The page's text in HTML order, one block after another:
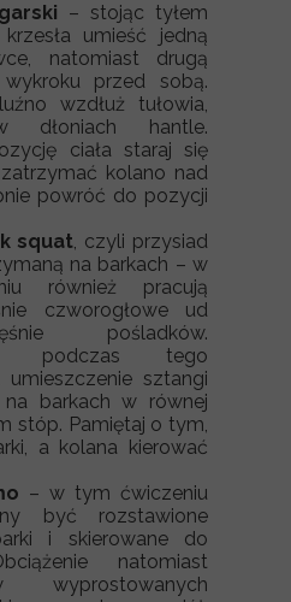
– stojąc tyłem
umieść jedną
natomiast drugą
przed sobą.
wzdłuż tułowia,
dłoniach hantle.
ciała staraj się
kolano nad
powróć do pozycji
squat, czyli przysiad
na barkach – w
również pracują
czworogłowe ud
pośladków.
podczas tego
umieszczenie sztangi
na barkach w równej
stóp. Pamiętaj o tym,
a kolana kierować
– w tym ćwiczeniu
być rozstawione
i skierowane do
natomiast